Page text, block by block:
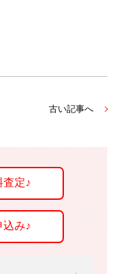
古い記事へ